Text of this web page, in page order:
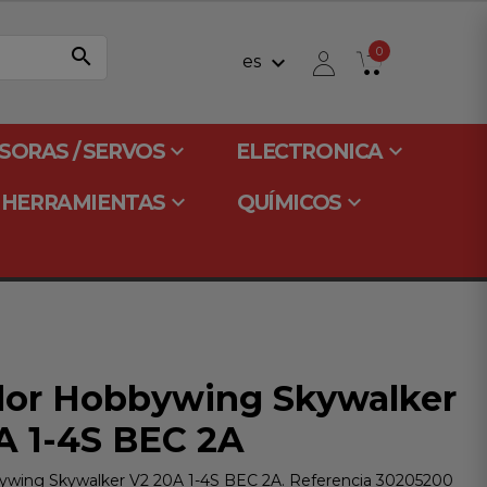
search es keyboard_arrow_down 0
/ SERVOSkeyboard_arrow_down ELECTRONICAkeyboard_arrow_down
HERRAMIENTAS keyboard_arrow_down QUÍMICOSkeyboard_arrow_down
Hobbywing Skywalker
1-4S BEC 2A
Skywalker V2 20A 1-4S BEC 2A. Referencia 30205200